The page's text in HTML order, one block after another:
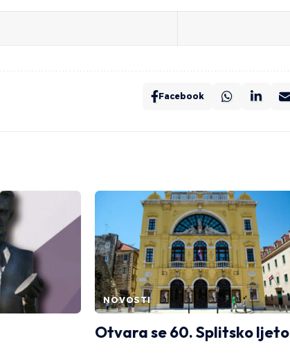
Facebook
NOVOSTI
Otvara se 60. Splitsko ljeto